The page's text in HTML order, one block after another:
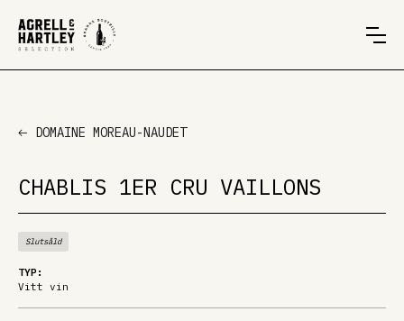
DOMAINE MOREAU-NAUDET
CHABLIS 1ER CRU VAILLONS
Slutsåld
TYP:
Vitt vin